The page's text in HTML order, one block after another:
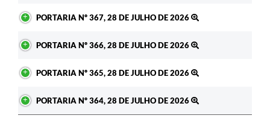
PORTARIA Nº 367, 28 DE JULHO DE 2026
PORTARIA Nº 366, 28 DE JULHO DE 2026
PORTARIA Nº 365, 28 DE JULHO DE 2026
PORTARIA Nº 364, 28 DE JULHO DE 2026